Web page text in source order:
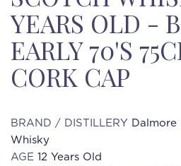
YEARS OLD -
EARLY 70'S
CORK CAP
BRAND / DISTILLERY Dalmore
Whisky
AGE 12 Years Old